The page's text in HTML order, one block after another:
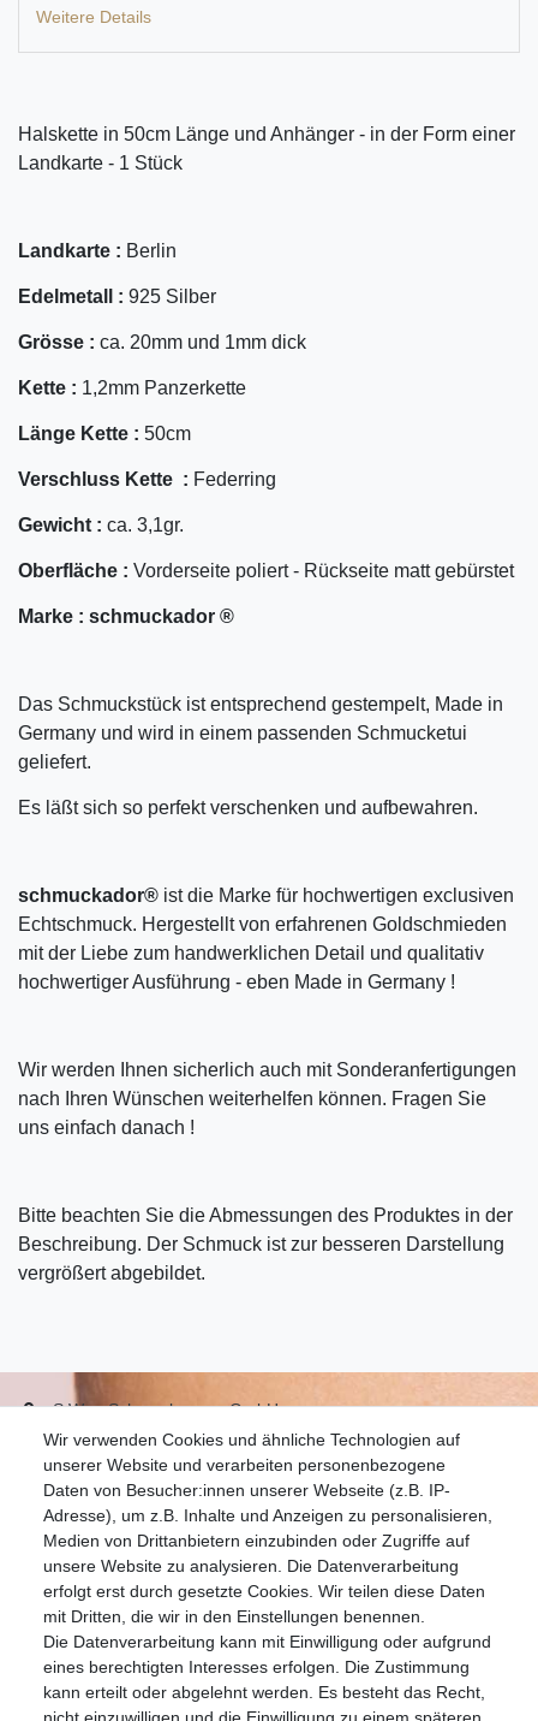
Weitere Details
Halskette in 50cm Länge und Anhänger - in der Form einer
Landkarte - 1 Stück
Landkarte : Berlin
Edelmetall : 925 Silber
Grösse : ca. 20mm und 1mm dick
Kette : 1,2mm Panzerkette
Länge Kette : 50cm
Verschluss Kette : Federring
Gewicht : ca. 3,1gr.
Oberfläche : Vorderseite poliert - Rückseite matt gebürstet
Marke : schmuckador ®
Das Schmuckstück ist entsprechend gestempelt, Made in
Germany und wird in einem passenden Schmucketui
geliefert.
Es läßt sich so perfekt verschenken und aufbewahren.
schmuckador® ist die Marke für hochwertigen exclusiven
Echtschmuck. Hergestellt von erfahrenen Goldschmieden
mit der Liebe zum handwerklichen Detail und qualitativ
hochwertiger Ausführung - eben Made in Germany !
Wir werden Ihnen sicherlich auch mit Sonderanfertigungen
nach Ihren Wünschen weiterhelfen können. Fragen Sie
uns einfach danach !
Bitte beachten Sie die Abmessungen des Produktes in der
Beschreibung. Der Schmuck ist zur besseren Darstellung
vergrößert abgebildet.
Wir verwenden Cookies und ähnliche Technologien auf
unserer Website und verarbeiten personenbezogene
Daten von Besucher:innen unserer Webseite (z.B. IP-
Adresse), um z.B. Inhalte und Anzeigen zu personalisieren,
Medien von Drittanbietern einzubinden oder Zugriffe auf
unsere Website zu analysieren. Die Datenverarbeitung
erfolgt erst durch gesetzte Cookies. Wir teilen diese Daten
mit Dritten, die wir in den Einstellungen benennen.
Die Datenverarbeitung kann mit Einwilligung oder aufgrund
eines berechtigten Interesses erfolgen. Die Zustimmung
kann erteilt oder abgelehnt werden. Es besteht das Recht,
S.W.w. Schmuckwaren GmbH
07051-9608828
info@schmuckador.de
Montag bis Freitag 8.30 – 12.00 Uhr und 13.30 bis 17.30 Uhr
Widerrufs­recht Widerrufs­formular Impressum
Daten­schutz­erklärung AGB